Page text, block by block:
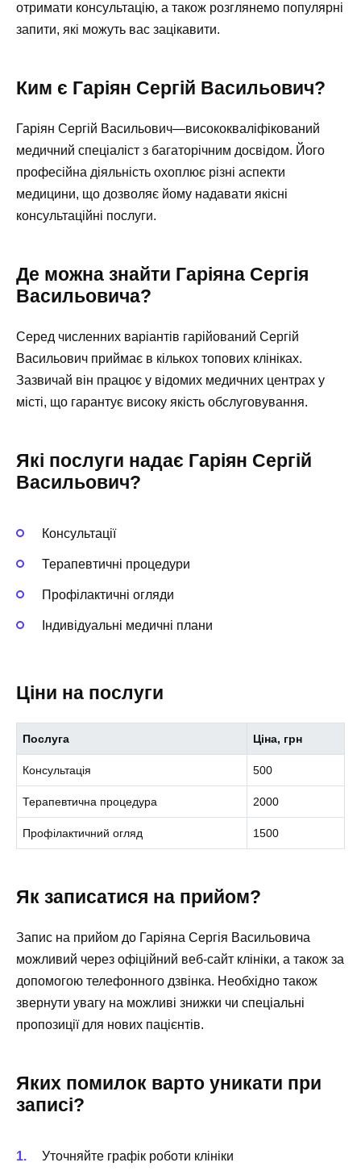
отримати консультацію, а також розглянемо популярні
запити, які можуть вас зацікавити.
Ким є Гаріян Сергій Васильович?
Гаріян Сергій Васильович—висококваліфікований
медичний спеціаліст з багаторічним досвідом. Його
професійна діяльність охоплює різні аспекти
медицини, що дозволяє йому надавати якісні
консультаційні послуги.
Де можна знайти Гаріяна Сергія
Васильовича?
Серед численних варіантів гарійований Сергій
Васильович приймає в кількох топових клініках.
Зазвичай він працює у відомих медичних центрах у
місті, що гарантує високу якість обслуговування.
Які послуги надає Гаріян Сергій
Васильович?
Консультації
Терапевтичні процедури
Профілактичні огляди
Індивідуальні медичні плани
Ціни на послуги
Послуга Ціна, грн
Консультація 500
Терапевтична процедура 2000
Профілактичний огляд 1500
Як записатися на прийом?
Запис на прийом до Гаріяна Сергія Васильовича
можливий через офіційний веб-сайт клініки, а також за
допомогою телефонного дзвінка. Необхідно також
звернути увагу на можливі знижки чи спеціальні
пропозиції для нових пацієнтів.
Яких помилок варто уникати при
записі?
Уточняйте графік роботи клініки